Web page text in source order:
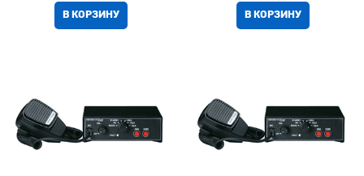
В КОРЗИНУ В КОРЗИНУ